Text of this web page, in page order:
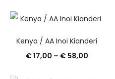
od
€ 17,00
Kenya / AA Inoi Kianderi
€17,00 – €58,00Raspon